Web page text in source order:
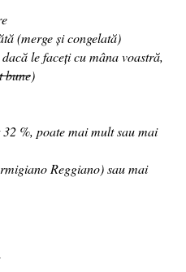
(merge și congelată)
le faceți cu mâna voastră,
bune)
%, poate mai mult sau mai
Reggiano) sau mai